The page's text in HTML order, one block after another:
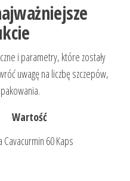
i parametry, które zostały
uwagę na liczbę szczepów,
Wartość
Cavacurmin 60 Kaps